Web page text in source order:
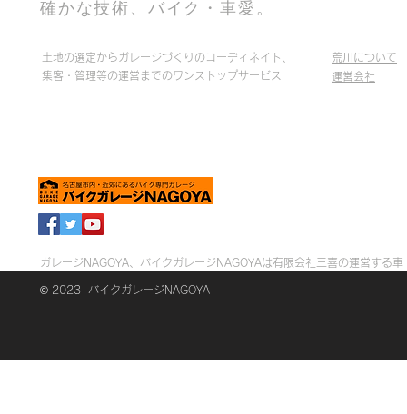
確かな技術、バイク・車愛。
土地の選定からガレージづくりのコーディネイト、
集客・管理等の運営までのワンストップサービス
荒川について
運営会社
ガレージNAGOYA、バイクガレージNAGOYAは有限会社三喜の運営する
© 2023 バイクガレージNAGOYA